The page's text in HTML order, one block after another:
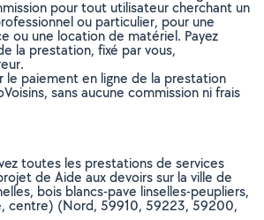
pour tout utilisateur cherchant un
ou particulier, pour une
ou une location de matériel. Payez
la prestation, fixé par vous,
le paiement en ligne de la prestation
sans aucune commission ni frais
toutes les prestations de services
de Aide aux devoirs sur la ville de
bois blancs-pave linselles-peupliers,
centre) (Nord, 59910, 59223, 59200,